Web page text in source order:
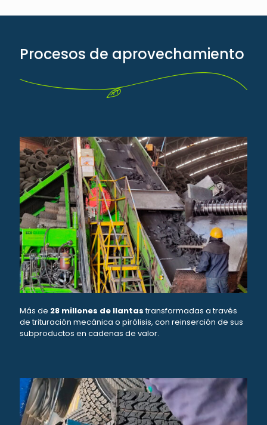
Procesos de aprovechamiento
Más de 28 millones de llantastransformadas a través
de trituración mecánica o pirólisis, con reinserción de sus
subproductos en cadenas de valor.